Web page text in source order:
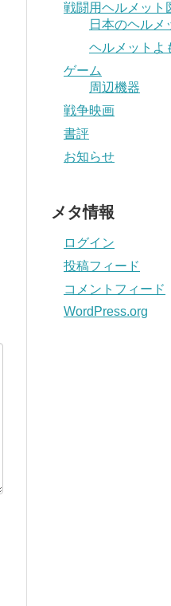
戦闘用ヘルメット
日本のヘルメ
ヘルメットよ
ゲーム
周辺機器
戦争映画
書評
お知らせ
メタ情報
ログイン
投稿フィード
コメントフィード
WordPress.org